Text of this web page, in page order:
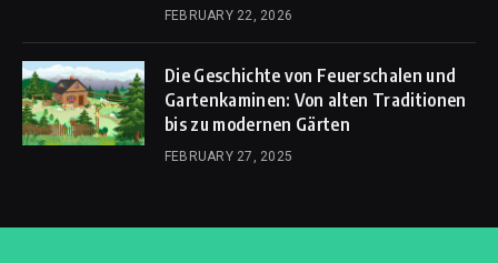
FEBRUARY 22, 2026
Die Geschichte von Feuerschalen und
Gartenkaminen: Von alten Traditionen
bis zu modernen Gärten
FEBRUARY 27, 2025